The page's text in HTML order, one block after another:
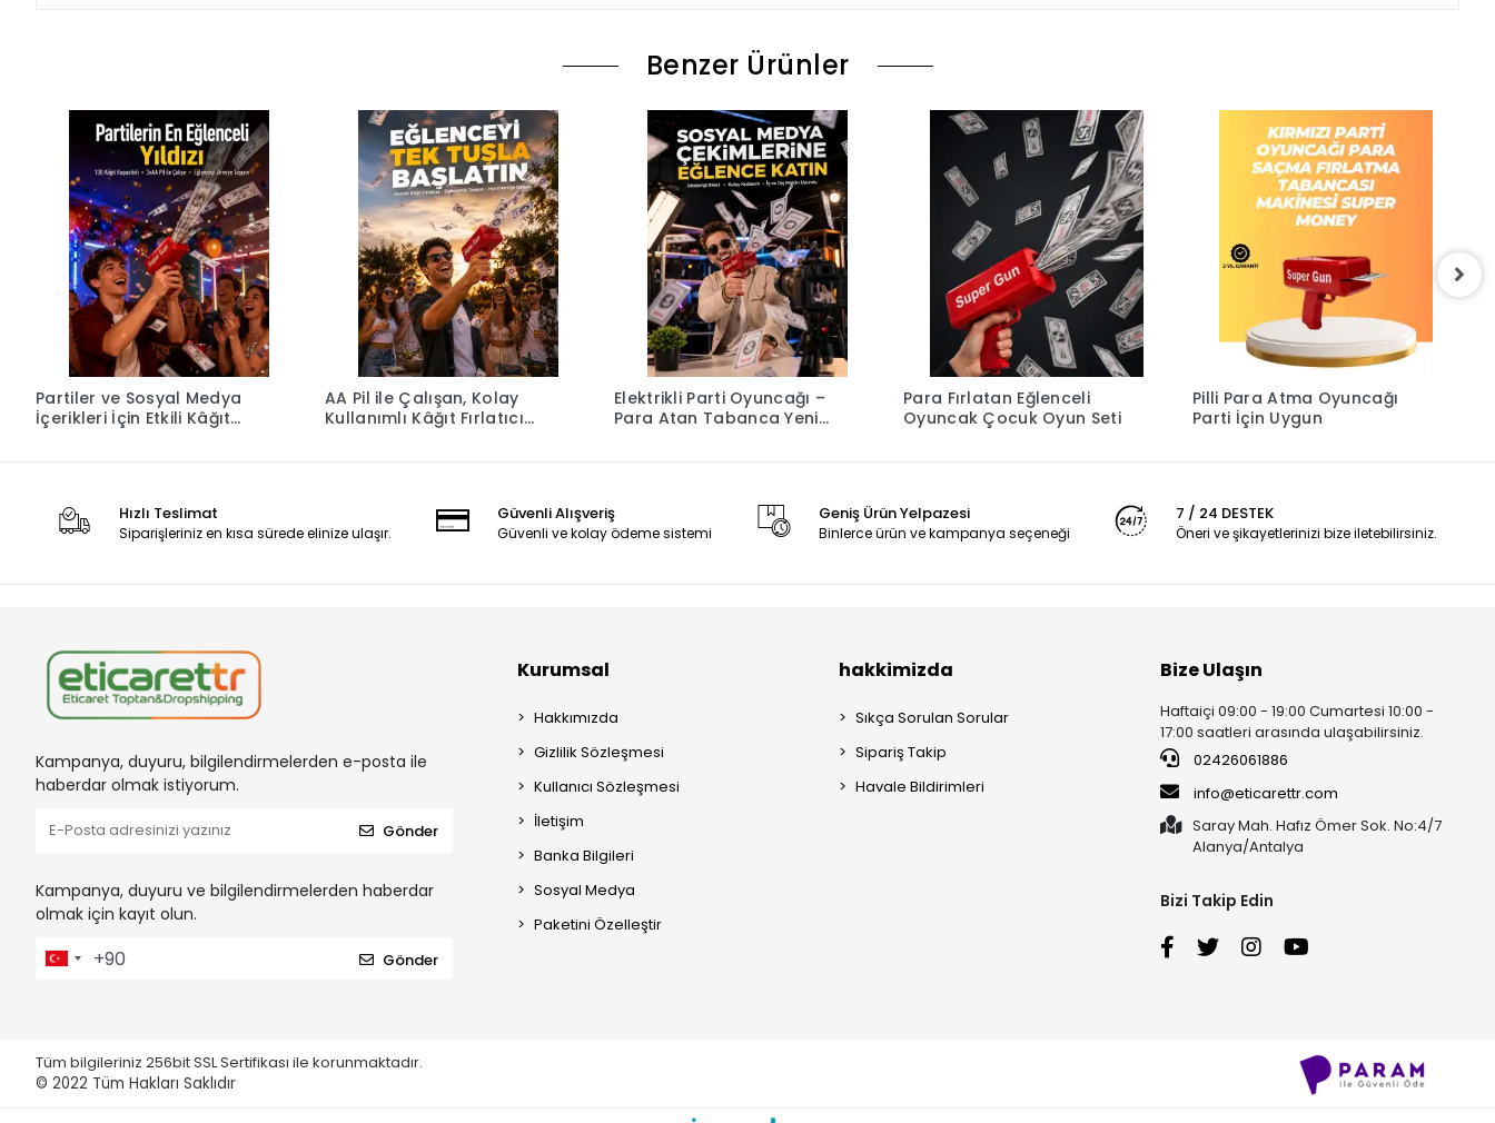
Benzer Ürünler
Partiler ve Sosyal Medya
İçerikleri İçin Etkili Kâğıt
AA Pil ile Çalışan, Kolay
Kullanımlı Kâğıt Fırlatıcı
Elektrikli Parti Oyuncağı –
Para Atan Tabanca Yeni
Para Fırlatan Eğlenceli
Oyuncak Çocuk Oyun Seti
Pilli Para Atma Oyuncağı
Parti İçin Uygun
Hızlı Teslimat
Siparişleriniz en kısa sürede elinize ulaşır.
Güvenli Alışveriş
Güvenli ve kolay ödeme sistemi
Geniş Ürün Yelpazesi
Binlerce ürün ve kampanya seçeneği
7 / 24 DESTEK
Öneri ve şikayetlerinizi bize iletebilirsiniz.
Kampanya, duyuru, bilgilendirmelerden e-posta ile
haberdar olmak istiyorum.
Gönder
Kampanya, duyuru ve bilgilendirmelerden haberdar
olmak için kayıt olun.
Gönder
Kurumsal
Hakkımızda
Gizlilik Sözleşmesi
Kullanıcı Sözleşmesi
İletişim
Banka Bilgileri
Sosyal Medya
Paketini Özelleştir
hakkimizda
Sıkça Sorulan Sorular
Sipariş Takip
Havale Bildirimleri
Bize Ulaşın
Haftaiçi 09:00 - 19:00 Cumartesi 10:00 -
17:00 saatleri arasında ulaşabilirsiniz.
02426061886
info@eticarettr.com
Saray Mah. Hafız Ömer Sok. No:4/7
Alanya/Antalya
Bizi Takip Edin
Tüm bilgileriniz 256bit SSL Sertifikası ile korunmaktadır.
© 2022 Tüm Hakları Saklıdır